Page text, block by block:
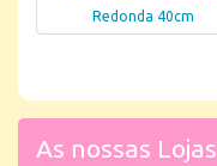
Redonda 40cm
As nossas Lojas